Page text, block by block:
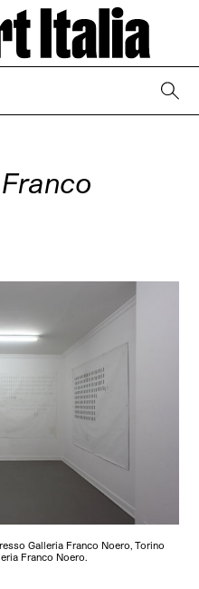
Franco
Galleria Franco Noero, Torino
Franco Noero.